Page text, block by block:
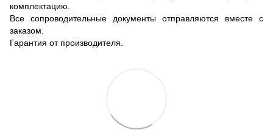
комплектацию.
Все сопроводительные документы отправляются вместе с
заказом.
Гарантия от производителя.